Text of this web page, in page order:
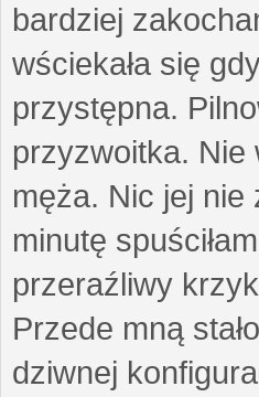
bardziej
wściekała się
przystępna.
przyzwoitka. Nie
męża. Nic jej nie
minutę
przeraźliwy
Przede mną
dziwnej